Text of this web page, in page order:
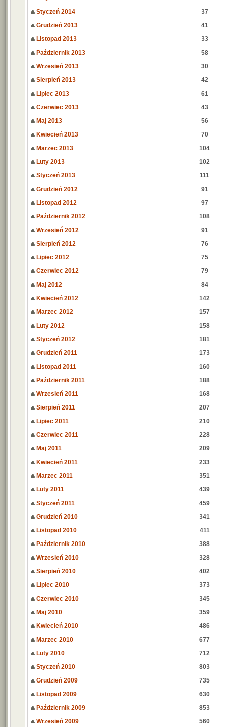
Styczeń 2014
37
Grudzień 2013
41
Listopad 2013
33
Październik 2013
58
Wrzesień 2013
30
Sierpień 2013
42
Lipiec 2013
61
Czerwiec 2013
43
Maj 2013
56
Kwiecień 2013
70
Marzec 2013
104
Luty 2013
102
Styczeń 2013
111
Grudzień 2012
91
Listopad 2012
97
Październik 2012
108
Wrzesień 2012
91
Sierpień 2012
76
Lipiec 2012
75
Czerwiec 2012
79
Maj 2012
84
Kwiecień 2012
142
Marzec 2012
157
Luty 2012
158
Styczeń 2012
181
Grudzień 2011
173
Listopad 2011
160
Październik 2011
188
Wrzesień 2011
168
Sierpień 2011
207
Lipiec 2011
210
Czerwiec 2011
228
Maj 2011
209
Kwiecień 2011
233
Marzec 2011
351
Luty 2011
439
Styczeń 2011
459
Grudzień 2010
341
Listopad 2010
411
Październik 2010
388
Wrzesień 2010
328
Sierpień 2010
402
Lipiec 2010
373
Czerwiec 2010
345
Maj 2010
359
Kwiecień 2010
486
Marzec 2010
677
Luty 2010
712
Styczeń 2010
803
Grudzień 2009
735
Listopad 2009
630
Październik 2009
853
Wrzesień 2009
560